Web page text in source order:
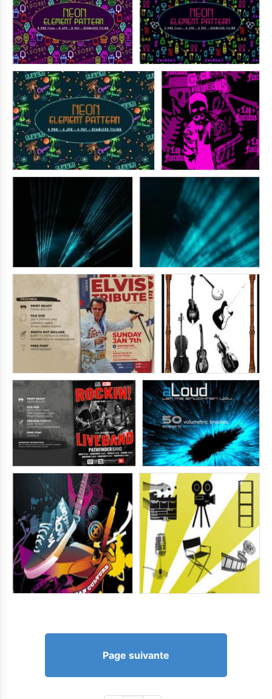
Page suivante